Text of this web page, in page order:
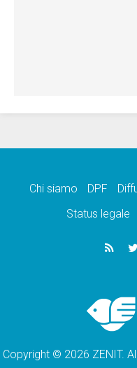
Chi siamo DPF
Status legale
Copyright © 2026 ZENIT.